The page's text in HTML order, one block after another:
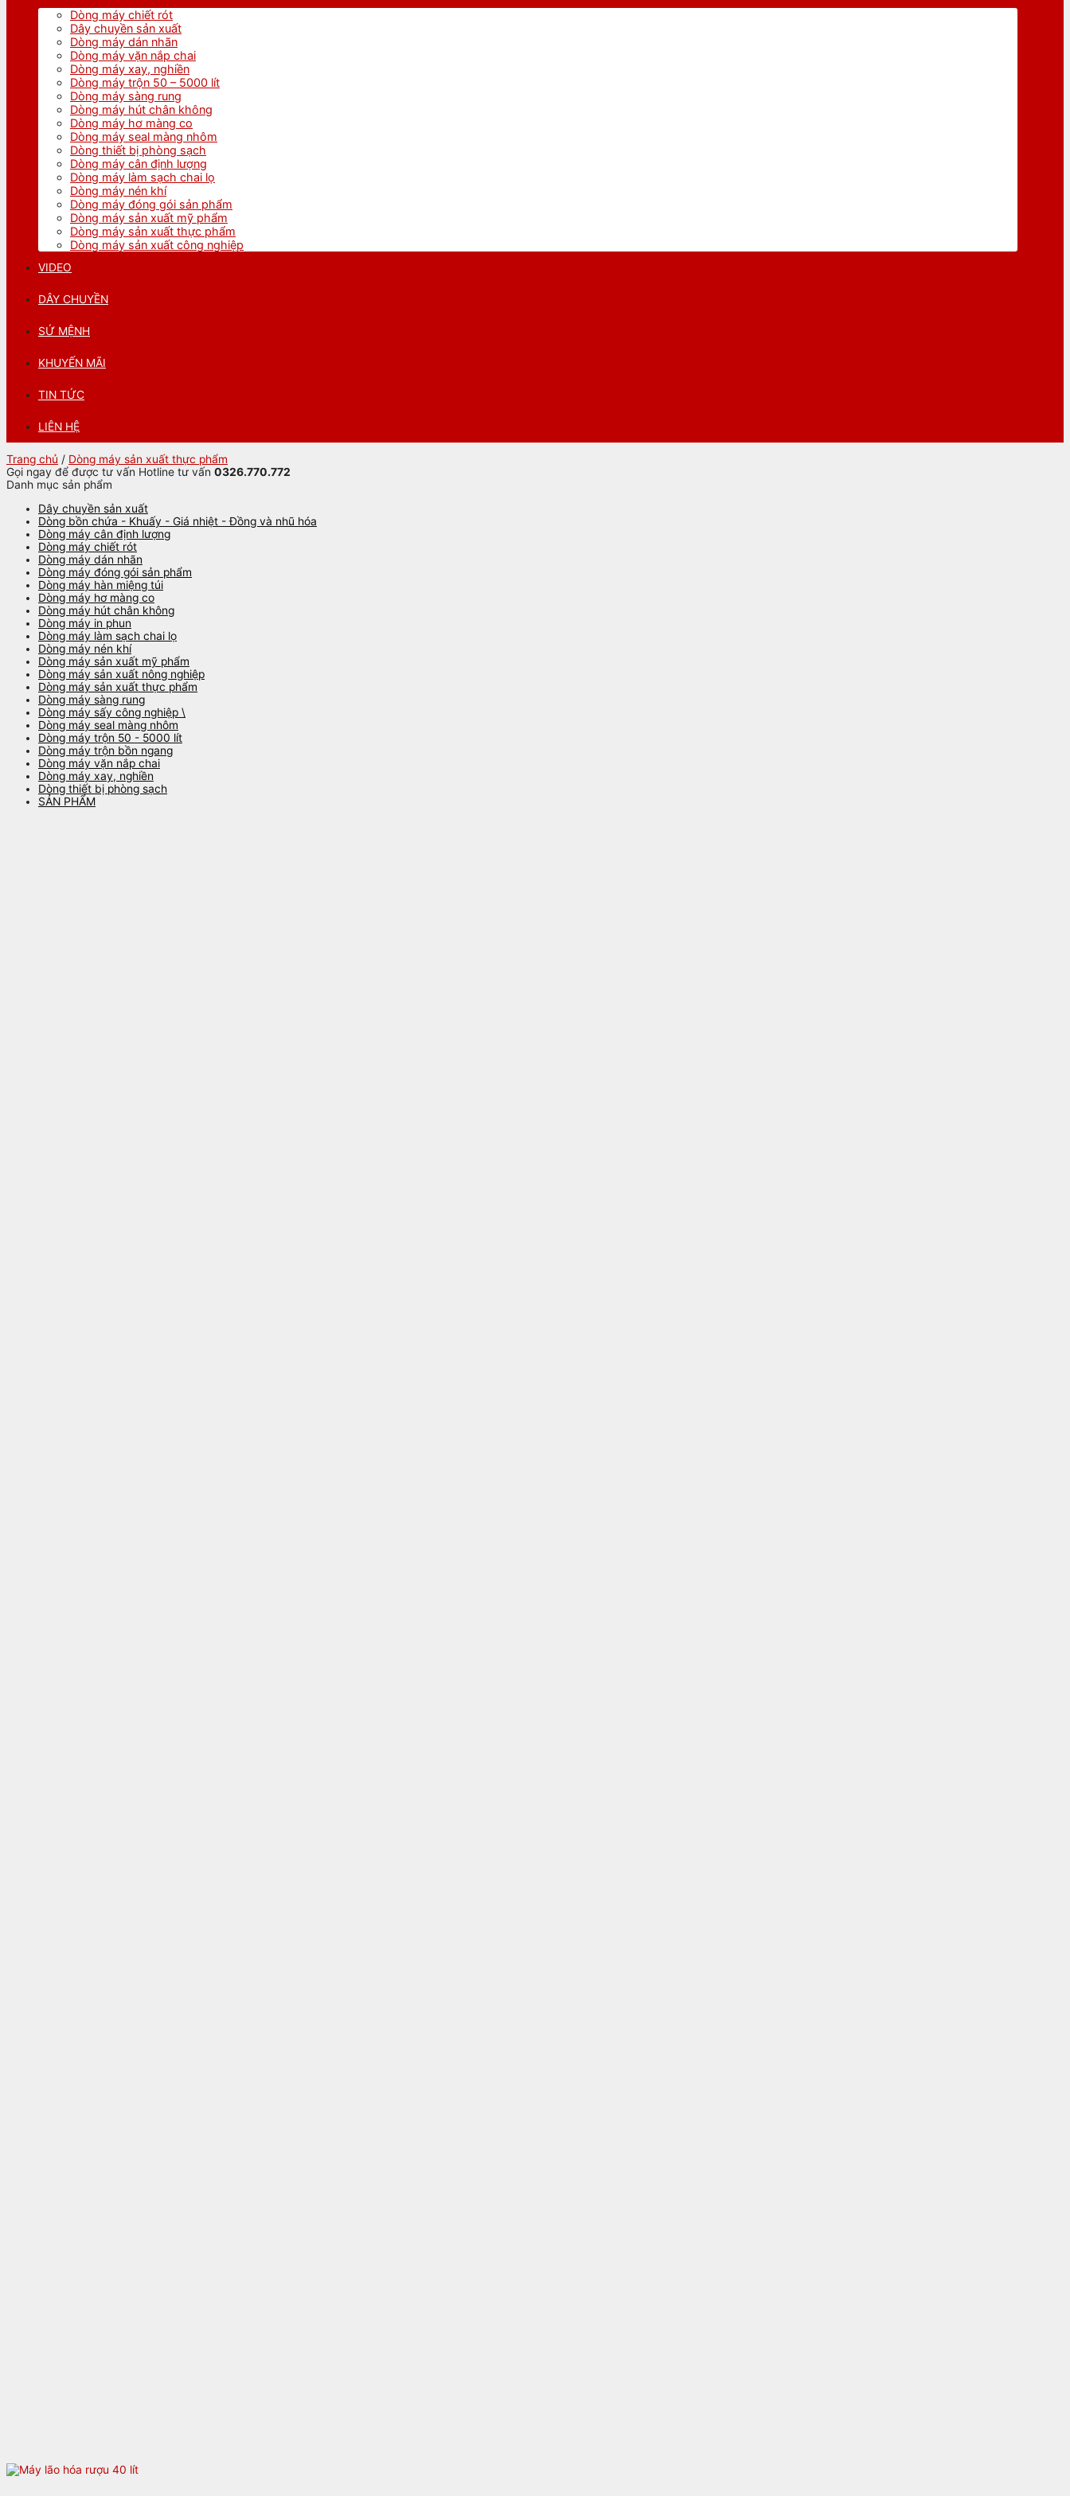
Dòng máy chiết rót
Dây chuyền sản xuất
Dòng máy dán nhãn
Dòng máy vặn nắp chai
Dòng máy xay, nghiền
Dòng máy trộn 50 – 5000 lít
Dòng máy sàng rung
Dòng máy hút chân không
Dòng máy hơ màng co
Dòng máy seal màng nhôm
Dòng thiết bị phòng sạch
Dòng máy cân định lượng
Dòng máy làm sạch chai lọ
Dòng máy nén khí
Dòng máy đóng gói sản phẩm
Dòng máy sản xuất mỹ phẩm
Dòng máy sản xuất thực phẩm
Dòng máy sản xuất công nghiệp
VIDEO
DÂY CHUYỀN
SỨ MỆNH
KHUYẾN MÃI
TIN TỨC
LIÊN HỆ
Trang chủ / Dòng máy sản xuất thực phẩm
Gọi ngay để được tư vấn Hotline tư vấn 0326.770.772
Danh mục sản phẩm
Dây chuyền sản xuất
Dòng bồn chứa - Khuấy - Giá nhiệt - Đồng và nhũ hóa
Dòng máy cân định lượng
Dòng máy chiết rót
Dòng máy dán nhãn
Dòng máy đóng gói sản phẩm
Dòng máy hàn miệng túi
Dòng máy hơ màng co
Dòng máy hút chân không
Dòng máy in phun
Dòng máy làm sạch chai lọ
Dòng máy nén khí
Dòng máy sản xuất mỹ phẩm
Dòng máy sản xuất nông nghiệp
Dòng máy sản xuất thực phẩm
Dòng máy sàng rung
Dòng máy sấy công nghiệp \
Dòng máy seal màng nhôm
Dòng máy trộn 50 - 5000 lít
Dòng máy trộn bồn ngang
Dòng máy vặn nắp chai
Dòng máy xay, nghiền
Dòng thiết bị phòng sạch
SẢN PHẨM